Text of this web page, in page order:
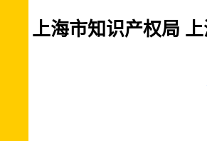
上海市知识产权局